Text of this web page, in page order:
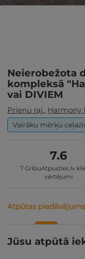
Neierobežota
kompleksā
vai DIVIEM
Prienu raj., Harmony
Vairāku mērķu
7.6
7 GribuAtpusties.lv
vērtējumi
Atpūtas piedāvājums
Jūsu atpūtā